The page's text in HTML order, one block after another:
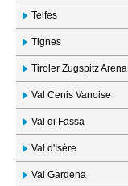
Telfes
Tignes
Tiroler Zugspitz Arena
Val Cenis Vanoise
Val di Fassa
Val d'Isère
Val Gardena